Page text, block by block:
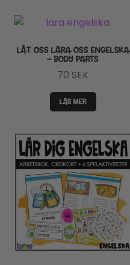
LÅT OSS LÄRA OSS ENGELSKA
– BODY PARTS
70 SEK
LÄS MER